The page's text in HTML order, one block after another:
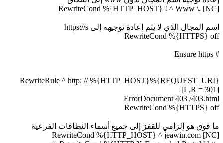
RewriteRule ^
الفرعية